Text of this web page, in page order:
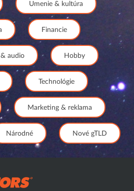
Umenie & kultúra
Financie
audio Hobby
Technológie
Marketing & reklama
Národné Nové gTLD